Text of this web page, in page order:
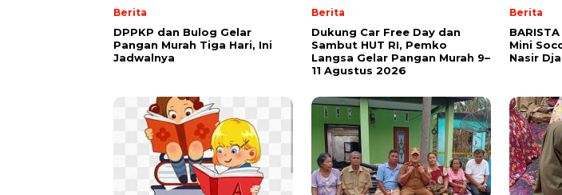
Berita
DPPKP dan Bulog Gelar
Pangan Murah Tiga Hari, Ini
Jadwalnya
Berita
Dukung Car Free Day dan
Sambut HUT RI, Pemko
Langsa Gelar Pangan Murah 9–
11 Agustus 2026
Berita
Mini
Nasir